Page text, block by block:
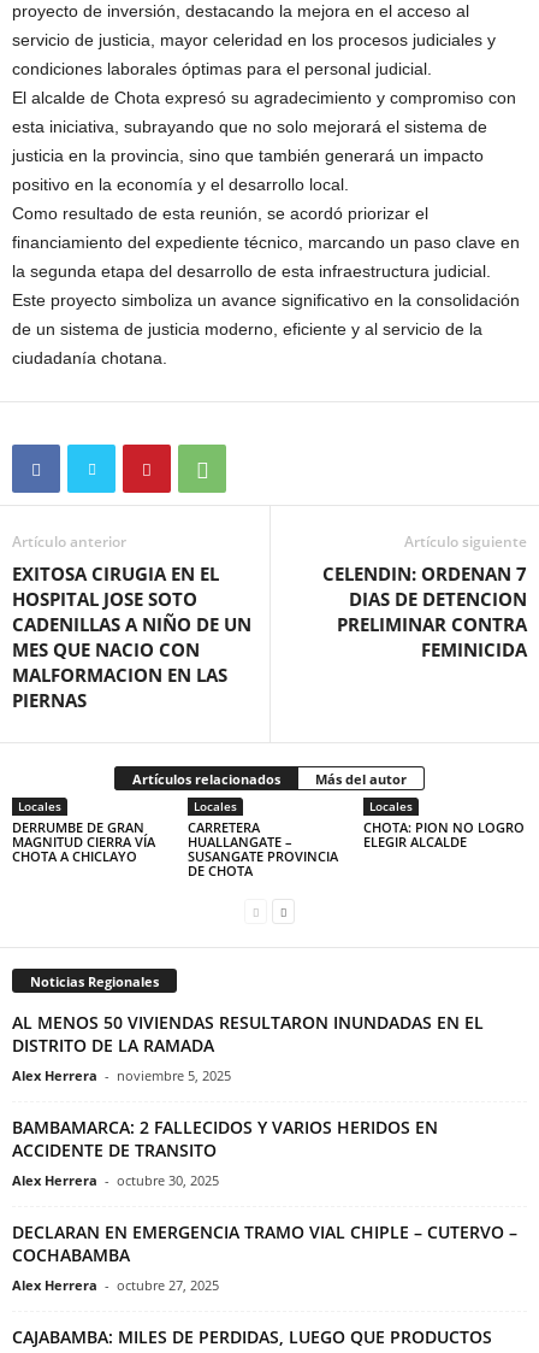
proyecto de inversión, destacando la mejora en el acceso al
servicio de justicia, mayor celeridad en los procesos judiciales y
condiciones laborales óptimas para el personal judicial.
El alcalde de Chota expresó su agradecimiento y compromiso con
esta iniciativa, subrayando que no solo mejorará el sistema de
justicia en la provincia, sino que también generará un impacto
positivo en la economía y el desarrollo local.
Como resultado de esta reunión, se acordó priorizar el
financiamiento del expediente técnico, marcando un paso clave en
la segunda etapa del desarrollo de esta infraestructura judicial.
Este proyecto simboliza un avance significativo en la consolidación
de un sistema de justicia moderno, eficiente y al servicio de la
ciudadanía chotana.
Artículo anterior
EXITOSA CIRUGIA EN EL
HOSPITAL JOSE SOTO
CADENILLAS A NIÑO DE UN
MES QUE NACIO CON
MALFORMACION EN LAS
PIERNAS
Artículo siguiente
CELENDIN: ORDENAN 7
DIAS DE DETENCION
PRELIMINAR CONTRA
FEMINICIDA
Artículos relacionados Más del autor
Locales
DERRUMBE DE GRAN
MAGNITUD CIERRA VÍA
CHOTA A CHICLAYO
Locales
CARRETERA
HUALLANGATE –
SUSANGATE PROVINCIA
DE CHOTA
Locales
CHOTA: PION NO LOGRO
ELEGIR ALCALDE
Noticias Regionales
AL MENOS 50 VIVIENDAS RESULTARON INUNDADAS EN EL
DISTRITO DE LA RAMADA
Alex Herrera - noviembre 5, 2025
BAMBAMARCA: 2 FALLECIDOS Y VARIOS HERIDOS EN
ACCIDENTE DE TRANSITO
Alex Herrera - octubre 30, 2025
DECLARAN EN EMERGENCIA TRAMO VIAL CHIPLE – CUTERVO –
COCHABAMBA
Alex Herrera - octubre 27, 2025
CAJABAMBA: MILES DE PERDIDAS, LUEGO QUE PRODUCTOS